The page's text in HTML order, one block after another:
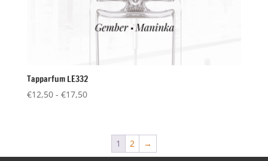
Tapparfum LE332
€12,50 - €17,50Prijsklasse:
€17,50
1 2 →